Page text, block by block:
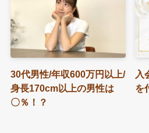
30代男性/年収600万円以上/
身長170cm以上の男性は
〇％！？
入
を